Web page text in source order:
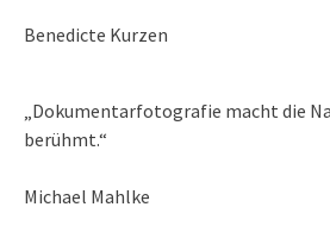
Benedicte Kurzen
„Dokumentarfotografie macht die
berühmt.“
Michael Mahlke